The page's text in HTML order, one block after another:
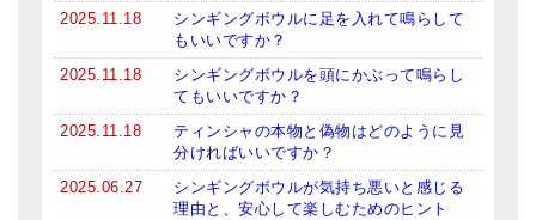
プレミアム・ティンシャ（L・M）
ベーシック・ティンシャ（4種）
チベット・真マントラ香
お香定期購入（ラクとくサブスク）
2025.11.18
シンギングボウルに足を入れて鳴らして
もいいですか？
2025.11.18
シンギングボウルを頭にかぶって鳴らし
てもいいですか？
2025.11.18
ティンシャの本物と偽物はどのように見
分ければいいですか？
2025.06.27
シンギングボウルが気持ち悪いと感じる
理由と、安心して楽しむためのヒント